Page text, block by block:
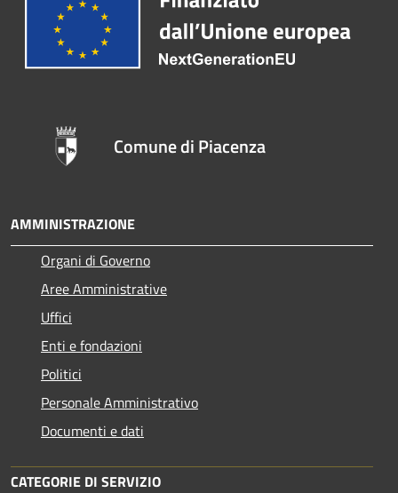
Comune di Piacenza
AMMINISTRAZIONE
Organi di Governo
Aree Amministrative
Uffici
Enti e fondazioni
Politici
Personale Amministrativo
Documenti e dati
CATEGORIE DI SERVIZIO